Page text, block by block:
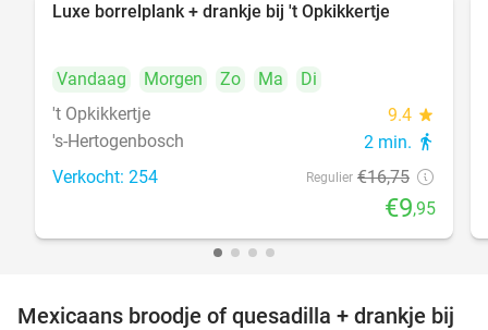
Luxe borrelplank + drankje bij 't Opkikkertje
Vandaag Morgen Zo Ma
Di
't Opkikkertje
9.4 star
's-Hertogenbosch 2 min. directions_walk
Verkocht: 254 Regulier €16,75
€9,95
Mexicaans broodje of quesadilla + drankje bij